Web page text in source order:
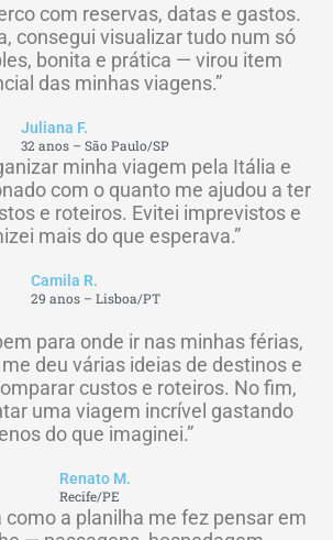
com reservas, datas e gastos.
consegui visualizar tudo num só
bonita e prática — virou item
das minhas viagens.”
Juliana F.
32 anos – São Paulo/SP
minha viagem pela Itália e
com o quanto me ajudou a ter
e roteiros. Evitei imprevistos e
mais do que esperava.”
Camila R.
29 anos – Lisboa/PT
para onde ir nas minhas férias,
deu várias ideias de destinos e
custos e roteiros. No fim,
uma viagem incrível gastando
do que imaginei.”
Renato M.
Recife/PE
como a planilha me fez pensar em